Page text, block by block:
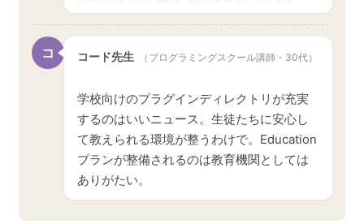
コ コード先生 （プログラミングスクール講師・30代）
学校向けのプラグインディレクトリが充実
するのはいいニュース。生徒たちに安心し
て教えられる環境が整うわけで。Education
プランが整備されるのは教育機関としては
ありがたい。